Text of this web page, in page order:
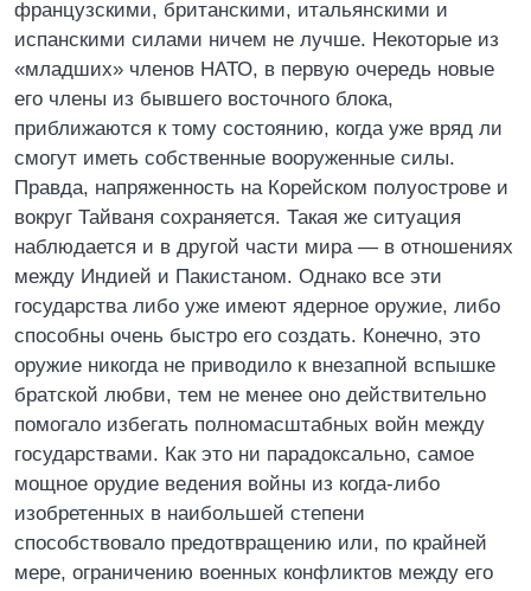
французскими, британскими, итальянскими и
испанскими силами ничем не лучше. Некоторые из
«младших» членов НАТО, в первую очередь новые
его члены из бывшего восточного блока,
приближаются к тому состоянию, когда уже вряд ли
смогут иметь собственные вооруженные силы.
Правда, напряженность на Корейском полуострове и
вокруг Тайваня сохраняется. Такая же ситуация
наблюдается и в другой части мира — в отношениях
между Индией и Пакистаном. Однако все эти
государства либо уже имеют ядерное оружие, либо
способны очень быстро его создать. Конечно, это
оружие никогда не приводило к внезапной вспышке
братской любви, тем не менее оно действительно
помогало избегать полномасштабных войн между
государствами. Как это ни парадоксально, самое
мощное орудие ведения войны из когда-либо
изобретенных в наибольшей степени
способствовало предотвращению или, по крайней
мере, ограничению военных конфликтов между его